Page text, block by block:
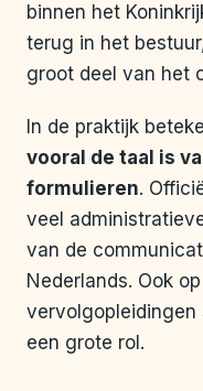
binnen het
terug in het
groot deel van het
In de praktijk
vooral de taal is
formulieren.
veel
van de
Nederlands. Ook
vervolgopleidingen
een grote rol.